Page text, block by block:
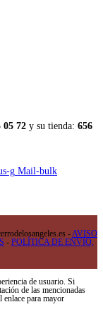
05 72 y su tienda: 656
g Mail-bulk
-AVISO
- POLÍTICA DE ENVÍO,
de usuario. Si
de las mencionadas
enlace para mayor